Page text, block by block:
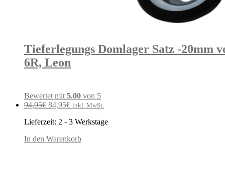
Tieferlegungs Domlager Satz -20mm
6R, Leon
Bewertet mit5.00 von 5
94,95€ Ursprünglicher
war:
84,95€Aktueller
ist:
inkl. MwSt.
Lieferzeit: 2 - 3 Werkstage
In den Warenkorb